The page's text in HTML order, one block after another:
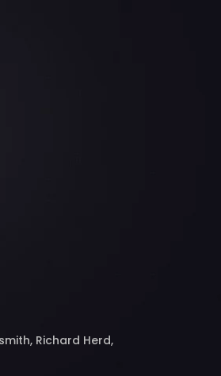
Richard Herd,
Lipton